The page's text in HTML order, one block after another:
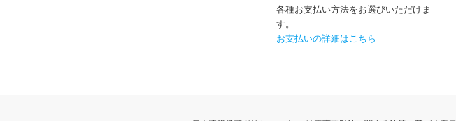
各種お支払い方法をお選びいただけま
す。
お支払いの詳細はこちら